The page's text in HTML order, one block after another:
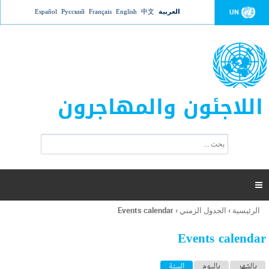
Jump to navigation UN العربية 中文
English
Français
Русский
Español
اللاجئون والمهاجرون
ت
ر
ل
ح
ب

أنت
هنا
الرئيسية › الجدول الزمني ›
Events calendar
Events calendar